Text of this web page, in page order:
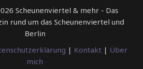
Scheunenviertel & mehr - Das
rund um das Scheunenviertel und
Berlin
| Kontakt | Über
mich